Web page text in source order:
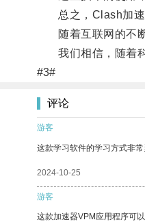
总之，Clash加速
随着互联网的不断
我们相信，随着科
#3#
评论
游客
这款学习软件的学习方式非
2024-10-25
游客
这款加速器VPM应用程序可